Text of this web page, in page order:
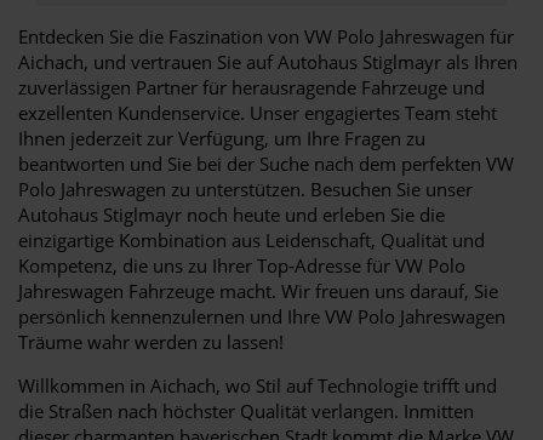
Entdecken Sie die Faszination von VW Polo Jahreswagen für
Aichach, und vertrauen Sie auf Autohaus Stiglmayr als Ihren
zuverlässigen Partner für herausragende Fahrzeuge und
exzellenten Kundenservice. Unser engagiertes Team steht
Ihnen jederzeit zur Verfügung, um Ihre Fragen zu
beantworten und Sie bei der Suche nach dem perfekten VW
Polo Jahreswagen zu unterstützen. Besuchen Sie unser
Autohaus Stiglmayr noch heute und erleben Sie die
einzigartige Kombination aus Leidenschaft, Qualität und
Kompetenz, die uns zu Ihrer Top-Adresse für VW Polo
Jahreswagen Fahrzeuge macht. Wir freuen uns darauf, Sie
persönlich kennenzulernen und Ihre VW Polo Jahreswagen
Träume wahr werden zu lassen!
Willkommen in Aichach, wo Stil auf Technologie trifft und
die Straßen nach höchster Qualität verlangen. Inmitten